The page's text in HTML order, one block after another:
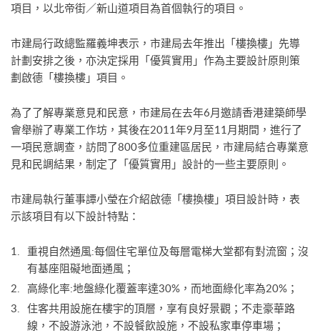
項目，以北帝街／新山道項目為首個執行的項目。
市建局行政總監羅義坤表示，市建局去年推出「樓換樓」先導
計劃安排之後，亦決定採用「優質實用」作為主要設計原則策
劃啟德「樓換樓」項目。
為了了解專業意見和民意，市建局在去年6月邀請香港建築師學
會舉辦了專業工作坊，其後在2011年9月至11月期間，進行了
一項民意調查，訪問了800多位重建區居民，市建局結合專業意
見和民調結果，制定了「優質實用」設計的一些主要原則。
市建局執行董事譚小瑩在介紹啟德「樓換樓」項目設計時，表
示該項目有以下設計特點：
重視自然通風:每個住宅單位及每層電梯大堂都有對流窗；沒
有基座阻礙地面通風；
高綠化率:地盤綠化覆蓋率達30%，而地面綠化率為20%；
住客共用設施在樓宇的頂層，享有良好景觀；不走豪華路
線，不設游泳池，不設餐飲設施，不設私家車停車場；